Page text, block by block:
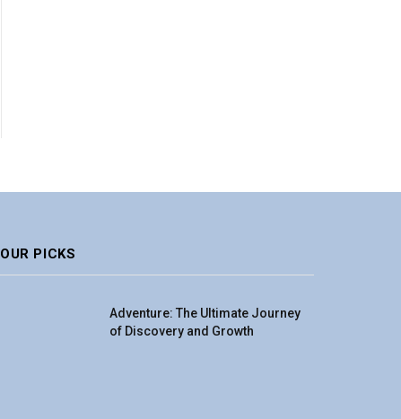
OUR PICKS
Adventure: The Ultimate Journey
of Discovery and Growth